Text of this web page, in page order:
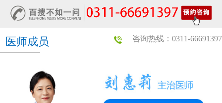
咨询热线：0311-66691397
医师成员